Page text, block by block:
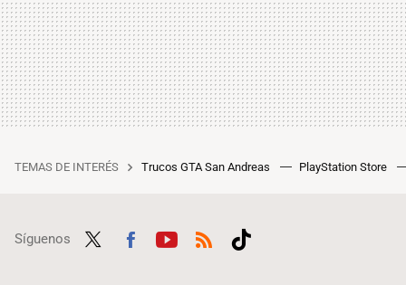
TEMAS DE INTERÉS Trucos GTA San Andreas PlayStation Store
Síguenos